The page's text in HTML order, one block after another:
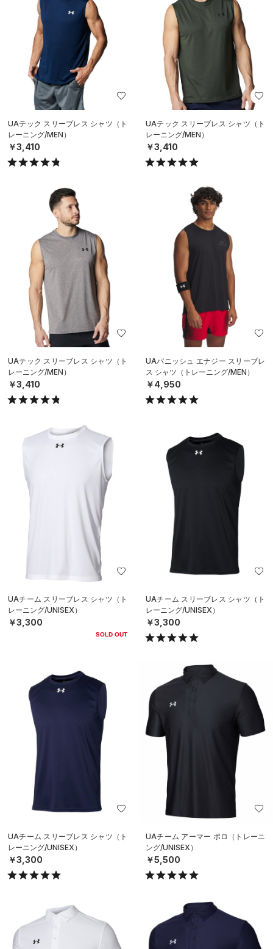
UAテック スリーブレス シャツ（ト
レーニング/MEN）
￥3,410
UAテック スリーブレス シャツ（ト
レーニング/MEN）
￥3,410
UAテック スリーブレス シャツ（ト
レーニング/MEN）
￥3,410
UAバニッシュ エナジー スリーブレ
ス シャツ（トレーニング/MEN）
￥4,950
UAチーム スリーブレス シャツ（ト
レーニング/UNISEX）
￥3,300
SOLD OUT
UAチーム スリーブレス シャツ（ト
レーニング/UNISEX）
￥3,300
UAチーム スリーブレス シャツ（ト
レーニング/UNISEX）
￥3,300
UAチーム アーマー ポロ（トレーニ
ング/UNISEX）
￥5,500